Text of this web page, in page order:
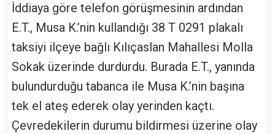
İddiaya göre telefon görüşmesinin ardından
E.T., Musa K.’nin kullandığı 38 T 0291 plakalı
taksiyi ilçeye bağlı Kılıçaslan Mahallesi Molla
Sokak üzerinde durdurdu. Burada E.T., yanında
bulundurduğu tabanca ile Musa K.’nin başına
tek el ateş ederek olay yerinden kaçtı.
Çevredekilerin durumu bildirmesi üzerine olay